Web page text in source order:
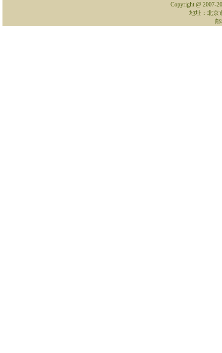
Copyright @ 2007-
地址：北京
邮